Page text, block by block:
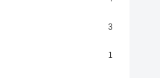
3
1